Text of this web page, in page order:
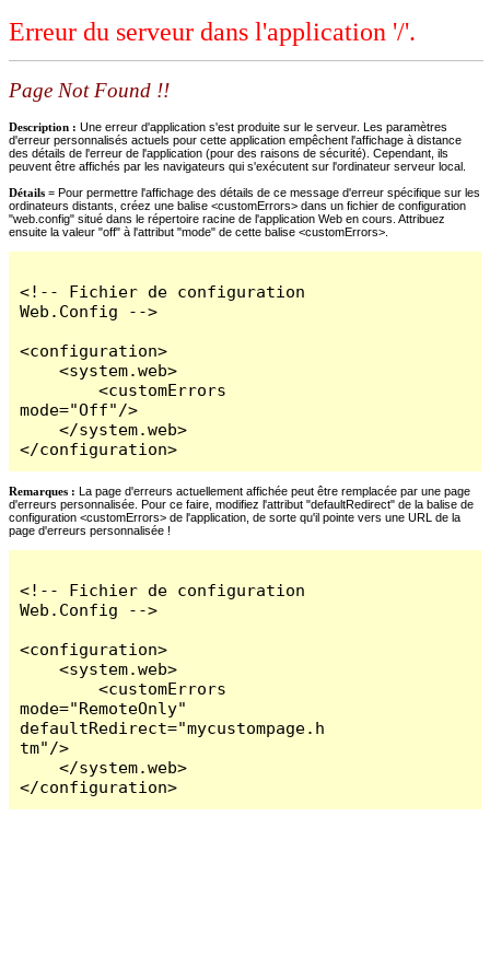
Erreur du serveur dans l'application '/'.
Page Not Found !!
Description : Une erreur d'application s'est produite sur le serveur. Les paramètres
d'erreur personnalisés actuels pour cette application empêchent l'affichage à distance
des détails de l'erreur de l'application (pour des raisons de sécurité). Cependant, ils
peuvent être affichés par les navigateurs qui s'exécutent sur l'ordinateur serveur local.
Détails = Pour permettre l'affichage des détails de ce message d'erreur spécifique sur les
ordinateurs distants, créez une balise <customErrors> dans un fichier de configuration
"web.config" situé dans le répertoire racine de l'application Web en cours. Attribuez
ensuite la valeur "off" à l'attribut "mode" de cette balise <customErrors>.
<!-- Fichier de configuration
Web.Config -->
<configuration>
    <system.web>
        <customErrors
mode="Off"/>
    </system.web>
</configuration>
Remarques : La page d'erreurs actuellement affichée peut être remplacée par une page
d'erreurs personnalisée. Pour ce faire, modifiez l'attribut "defaultRedirect" de la balise de
configuration <customErrors> de l'application, de sorte qu'il pointe vers une URL de la
page d'erreurs personnalisée !
<!-- Fichier de configuration
Web.Config -->
<configuration>
    <system.web>
        <customErrors
mode="RemoteOnly"
defaultRedirect="mycustompage.h
tm"/>
    </system.web>
</configuration>